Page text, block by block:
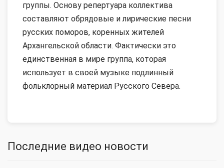
группы. Основу репертуара коллектива
составляют обрядовые и лирические песни
русских поморов, коренных жителей
Архангельской области. Фактически это
единственная в мире группа, которая
использует в своей музыке подлинный
фольклорный материал Русского Севера.
Последние видео новости